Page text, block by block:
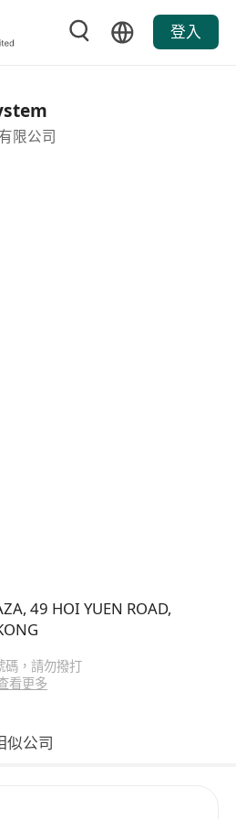
登入
限公司
49 HOI YUEN ROAD,
碼，請勿撥打
看更多
似公司